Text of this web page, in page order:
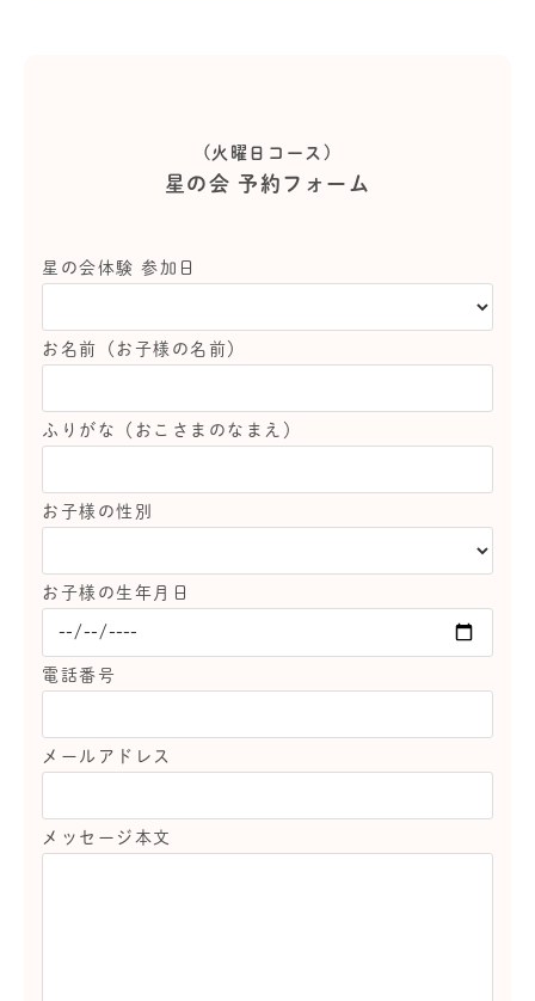
(火曜日コース)
星の会 予約フォーム
星の会体験 参加日
お名前（お子様の名前）
ふりがな（おこさまのなまえ）
お子様の性別
お子様の生年月日
電話番号
メールアドレス
メッセージ本文